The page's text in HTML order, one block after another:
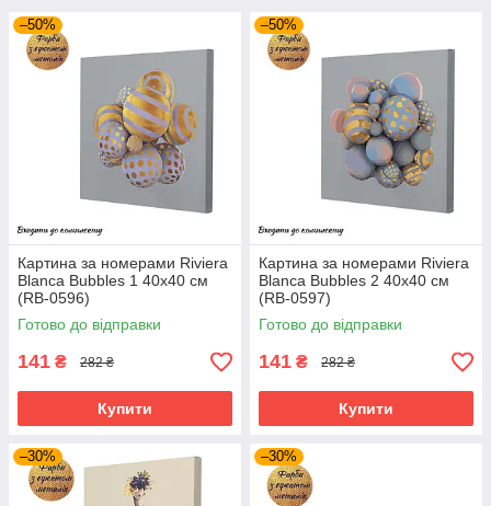
–50%
Картина за номерами Riviera
Blanca Bubbles 1 40x40 см
(RB-0596)
Готово до відправки
141 ₴ 282 ₴
Купити
–50%
Картина за номерами Riviera
Blanca Bubbles 2 40x40 см
(RB-0597)
Готово до відправки
141 ₴ 282 ₴
Купити
–30% –30%